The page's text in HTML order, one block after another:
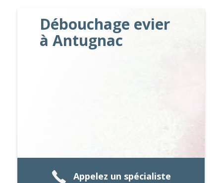
Débouchage evier
à Antugnac
Appelez un spécialiste